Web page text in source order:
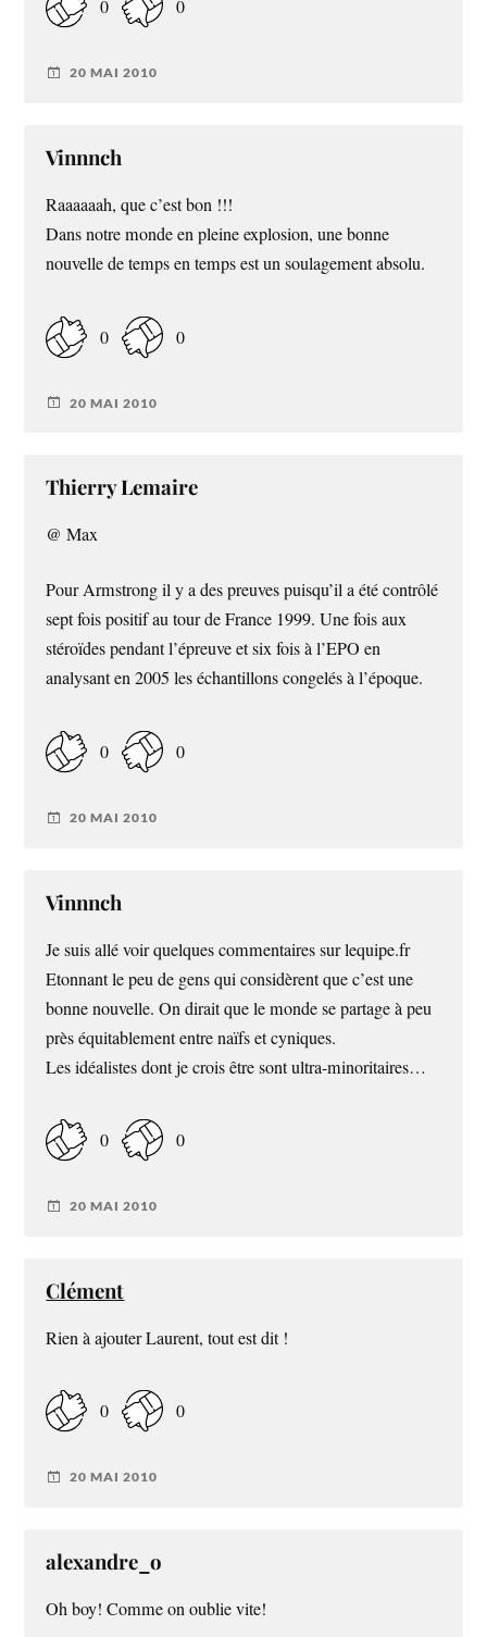
0 0
20 MAI 2010
Vinnnch
Raaaaaah, que c’est bon !!!
Dans notre monde en pleine explosion, une bonne
nouvelle de temps en temps est un soulagement absolu.
0 0
20 MAI 2010
Thierry Lemaire
@ Max
Pour Armstrong il y a des preuves puisqu’il a été contrôlé
sept fois positif au tour de France 1999. Une fois aux
stéroïdes pendant l’épreuve et six fois à l’EPO en
analysant en 2005 les échantillons congelés à l’époque.
0 0
20 MAI 2010
Vinnnch
Je suis allé voir quelques commentaires sur lequipe.fr
Etonnant le peu de gens qui considèrent que c’est une
bonne nouvelle. On dirait que le monde se partage à peu
près équitablement entre naïfs et cyniques.
Les idéalistes dont je crois être sont ultra-minoritaires…
0 0
20 MAI 2010
Clément
Rien à ajouter Laurent, tout est dit !
0 0
20 MAI 2010
alexandre_o
Oh boy! Comme on oublie vite!